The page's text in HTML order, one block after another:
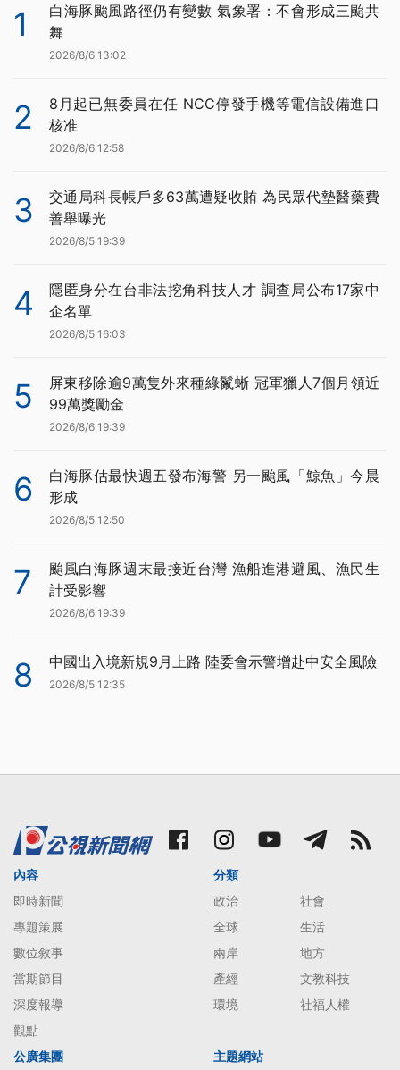
1
白海豚颱風路徑仍有變數 氣象署：不會形成三颱共
舞
2026/8/6 13:02
2
8月起已無委員在任 NCC停發手機等電信設備進口
核准
2026/8/6 12:58
3
交通局科長帳戶多63萬遭疑收賄 為民眾代墊醫藥費
善舉曝光
2026/8/5 19:39
4
隱匿身分在台非法挖角科技人才 調查局公布17家中
企名單
2026/8/5 16:03
5
屏東移除逾9萬隻外來種綠鬣蜥 冠軍獵人7個月領近
99萬獎勵金
2026/8/6 19:39
6
白海豚估最快週五發布海警 另一颱風「鯨魚」今晨
形成
2026/8/5 12:50
7
颱風白海豚週末最接近台灣 漁船進港避風、漁民生
計受影響
2026/8/6 19:39
8 中國出入境新規9月上路 陸委會示警增赴中安全風險
2026/8/5 12:35
內容
即時新聞
專題策展
數位敘事
當期節目
深度報導
觀點
分類
政治
社會
全球
生活
兩岸
地方
產經
文教科技
環境
社福人權
公廣集團 主題網站